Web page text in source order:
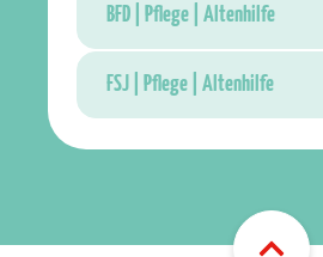
BFD | Pflege | Altenhilfe
FSJ | Pflege | Altenhilfe